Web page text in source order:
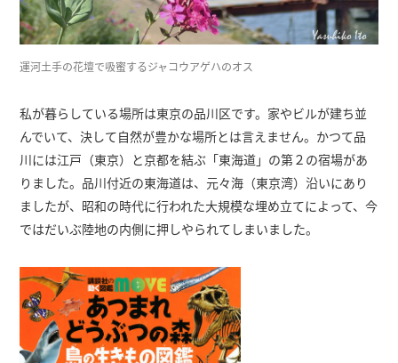
運河土手の花壇で吸蜜するジャコウアゲハのオス
私が暮らしている場所は東京の品川区です。家やビルが建ち並
んでいて、決して自然が豊かな場所とは言えません。かつて品
川には江戸（東京）と京都を結ぶ「東海道」の第２の宿場があ
りました。品川付近の東海道は、元々海（東京湾）沿いにあり
ましたが、昭和の時代に行われた大規模な埋め立てによって、今
ではだいぶ陸地の内側に押しやられてしまいました。